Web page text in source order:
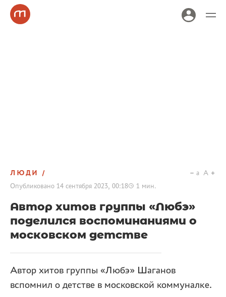
ЛЮДИ
Опубликовано 14 сентября 2023, 00:18 1 мин.
a A
Автор хитов группы «Любэ»
поделился воспоминаниями о
московском детстве
Автор хитов группы «Любэ» Шаганов
вспомнил о детстве в московской коммуналке.